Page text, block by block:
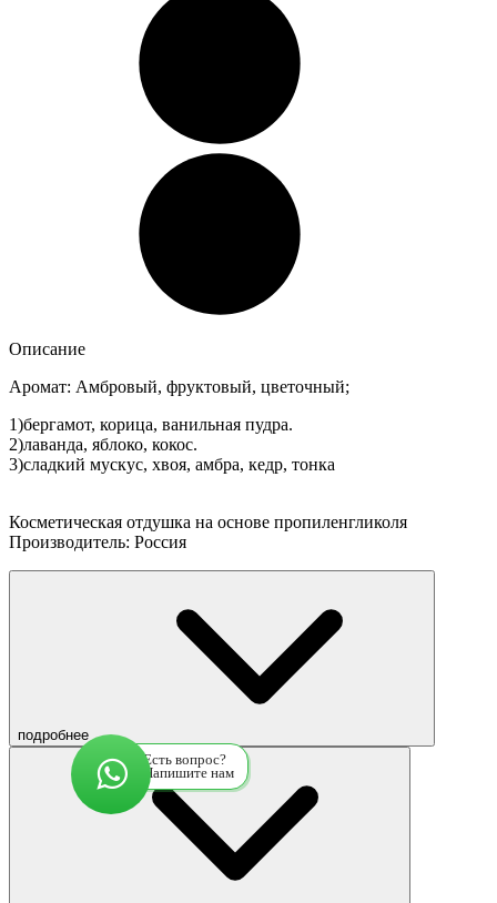
Описание
Аромат: Амбровый, фруктовый, цветочный;
1)бергамот, корица, ванильная пудра.
2)лаванда, яблоко, кокос.
3)сладкий мускус, хвоя, амбра, кедр, тонка
Косметическая отдушка на основе пропиленгликоля
Производитель: Россия
подробнее
Есть вопрос?
Напишите нам